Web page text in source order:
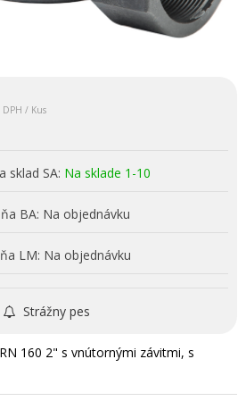
DPH / Kus
sklad SA: Na sklade 1-10
BA: Na objednávku
LM: Na objednávku
Strážny pes
160 2" s vnútornými závitmi, s